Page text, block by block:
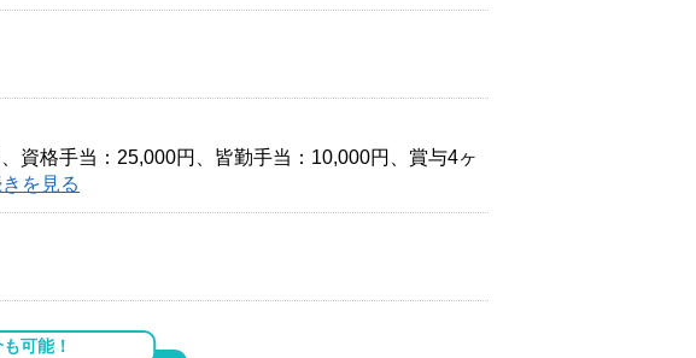
資格手当：25,000円、皆勤手当：10,000円、賞与4ヶ
を見る
可能！